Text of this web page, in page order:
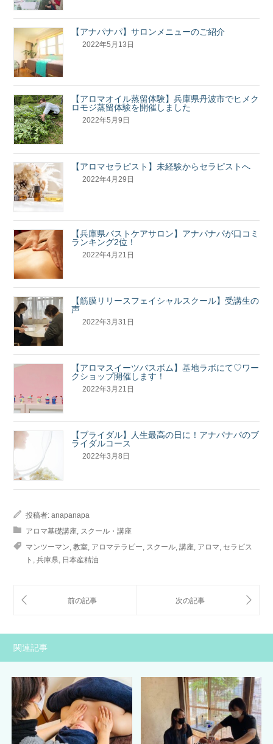
【アナパナパ】サロンメニューのご紹介
2022年5月13日
【アロマオイル蒸留体験】兵庫県丹波市でヒメク
ロモジ蒸留体験を開催しました
2022年5月9日
【アロマセラピスト】未経験からセラピストへ
2022年4月29日
【兵庫県バストケアサロン】アナパナパが口コミ
ランキング2位！
2022年4月21日
【筋膜リリースフェイシャルスクール】受講生の
声
2022年3月31日
【アロマスイーツバスボム】基地ラボにて♡ワー
クショップ開催します！
2022年3月21日
【ブライダル】人生最高の日に！アナパナパのブ
ライダルコース
2022年3月8日
投稿者: anapanapa
アロマ基礎講座 スクール・講座
マンツーマン 教室 アロマテラピー スクール 講座 アロマ セラピス
ト
兵庫県 日本産精油
関連記事